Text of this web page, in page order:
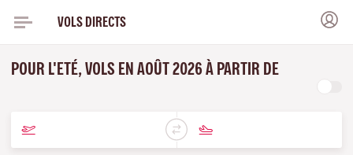
VOLS DIRECTS
POUR L'ETÉ, VOLS EN AOÛT 2026 À PARTIR DE